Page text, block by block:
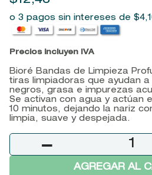
o 3 pagos sin intereses de $4,
Precios incluyen IVA
Bioré Bandas de Limpieza
tiras limpiadoras que ayudan
negros, grasa e impurezas
Se activan con agua y actúan
10 minutos, dejando la nariz
limpia, suave y despejada.
－
AGREGAR AL